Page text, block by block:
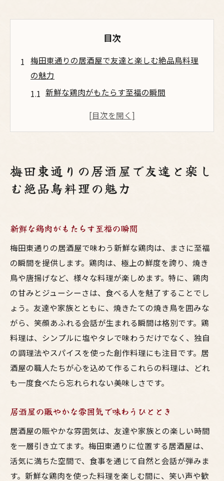
目次
梅田東通りの居酒屋で友達と楽しむ絶品鳥料理
の魅力
新鮮な鶏肉がもたらす至福の瞬間
居酒屋の賑やかな雰囲気で味わうひととき
心に残る友人との思い出作り
家族と過ごす梅田東通りでの美味い鳥料理体験
子供も大満足の美味しい鳥料理
家族で楽しむ多彩なメニューの魅力
親子三世代で楽しめるアットホームな雰囲
気
特別な日を彩る居酒屋のおすすめプラン
家族の絆を深める食事の時間
居酒屋で味わう梅田東通りの新鮮な鳥料理の秘
密
新鮮な鶏肉の仕入れルート
居酒屋での鳥料理の調理法
シェフ直伝の鳥料理レシピ
美味しさを引き出す焼き加減のポイント
地元の素材で作る至高の一皿
梅田での呑み会に最適な居酒屋と鳥料理のペア
リング術
梅田東通りの居酒屋で友達と楽し
む絶品鳥料理の魅力
新鮮な鶏肉がもたらす至福の瞬間
梅田東通りの居酒屋で味わう新鮮な鶏肉は、まさに至福
の瞬間を提供します。鶏肉は、極上の鮮度を誇り、焼き
鳥や唐揚げなど、様々な料理が楽しめます。特に、鶏肉
の甘みとジューシーさは、食べる人を魅了することでし
ょう。友達や家族とともに、焼きたての焼き鳥を囲みな
がら、笑顔あふれる会話が生まれる瞬間は格別です。鶏
料理は、シンプルに塩やタレで味わうだけでなく、独自
の調理法やスパイスを使った創作料理にも注目です。居
酒屋の職人たちが心を込めて作るこれらの料理は、どれ
も一度食べたら忘れられない美味しさです。
居酒屋の賑やかな雰囲気で味わうひととき
居酒屋の賑やかな雰囲気は、友達や家族との楽しい時間
を一層引き立てます。梅田東通りに位置する居酒屋は、
活気に満ちた空間で、食事を通じて自然と会話が弾みま
す。新鮮な鶏肉を使った料理を楽しむ間に、笑い声や歓